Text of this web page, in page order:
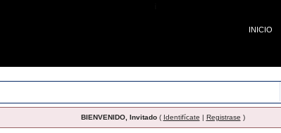
INICIO
BIENVENIDO, Invitado( Identifícate | Registrase )